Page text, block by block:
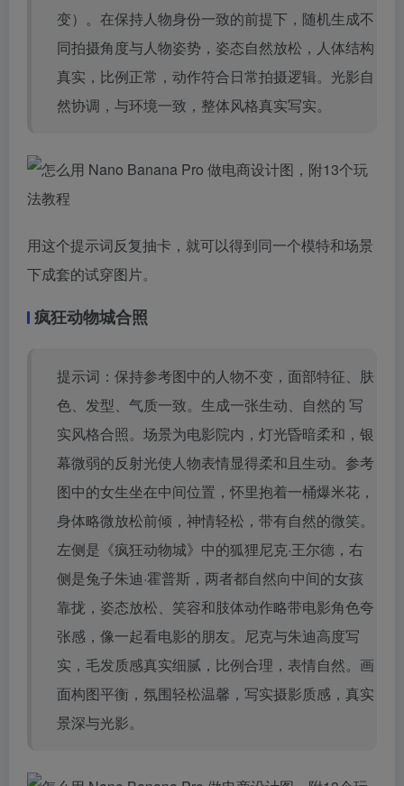
变）。在保持人物身份一致的前提下，随机生成不
同拍摄角度与人物姿势，姿态自然放松，人体结构
真实，比例正常，动作符合日常拍摄逻辑。光影自
然协调，与环境一致，整体风格真实写实。
用这个提示词反复抽卡，就可以得到同一个模特和场景
下成套的试穿图片。
疯狂动物城合照
提示词：保持参考图中的人物不变，面部特征、肤
色、发型、气质一致。生成一张生动、自然的 写
实风格合照。场景为电影院内，灯光昏暗柔和，银
幕微弱的反射光使人物表情显得柔和且生动。参考
图中的女生坐在中间位置，怀里抱着一桶爆米花，
身体略微放松前倾，神情轻松，带有自然的微笑。
左侧是《疯狂动物城》中的狐狸尼克·王尔德，右
侧是兔子朱迪·霍普斯，两者都自然向中间的女孩
靠拢，姿态放松、笑容和肢体动作略带电影角色夸
张感，像一起看电影的朋友。尼克与朱迪高度写
实，毛发质感真实细腻，比例合理，表情自然。画
面构图平衡，氛围轻松温馨，写实摄影质感，真实
景深与光影。